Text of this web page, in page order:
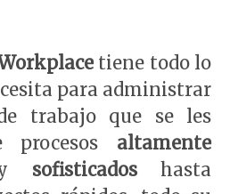
tiene todo lo
para administrar
trabajo que se les
procesos altamente
sofisticadoshasta